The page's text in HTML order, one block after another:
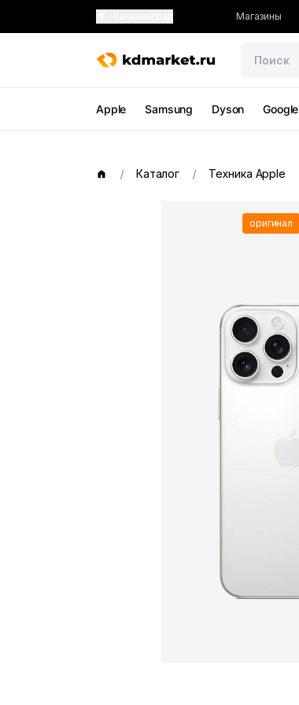
Магазины
Apple Samsung Dyson Google
Каталог Техника Apple
оригинал